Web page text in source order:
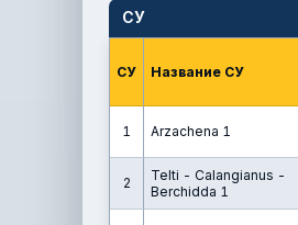
СУ
СУ Название СУ
1 Arzachena 1
2
Telti - Calangianus -
Berchidda 1